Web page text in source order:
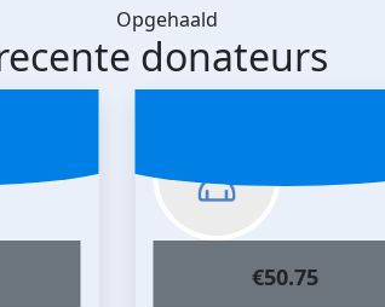
Opgehaald
donateurs
€50.75